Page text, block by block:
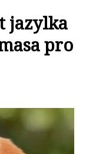
jazylka
pro